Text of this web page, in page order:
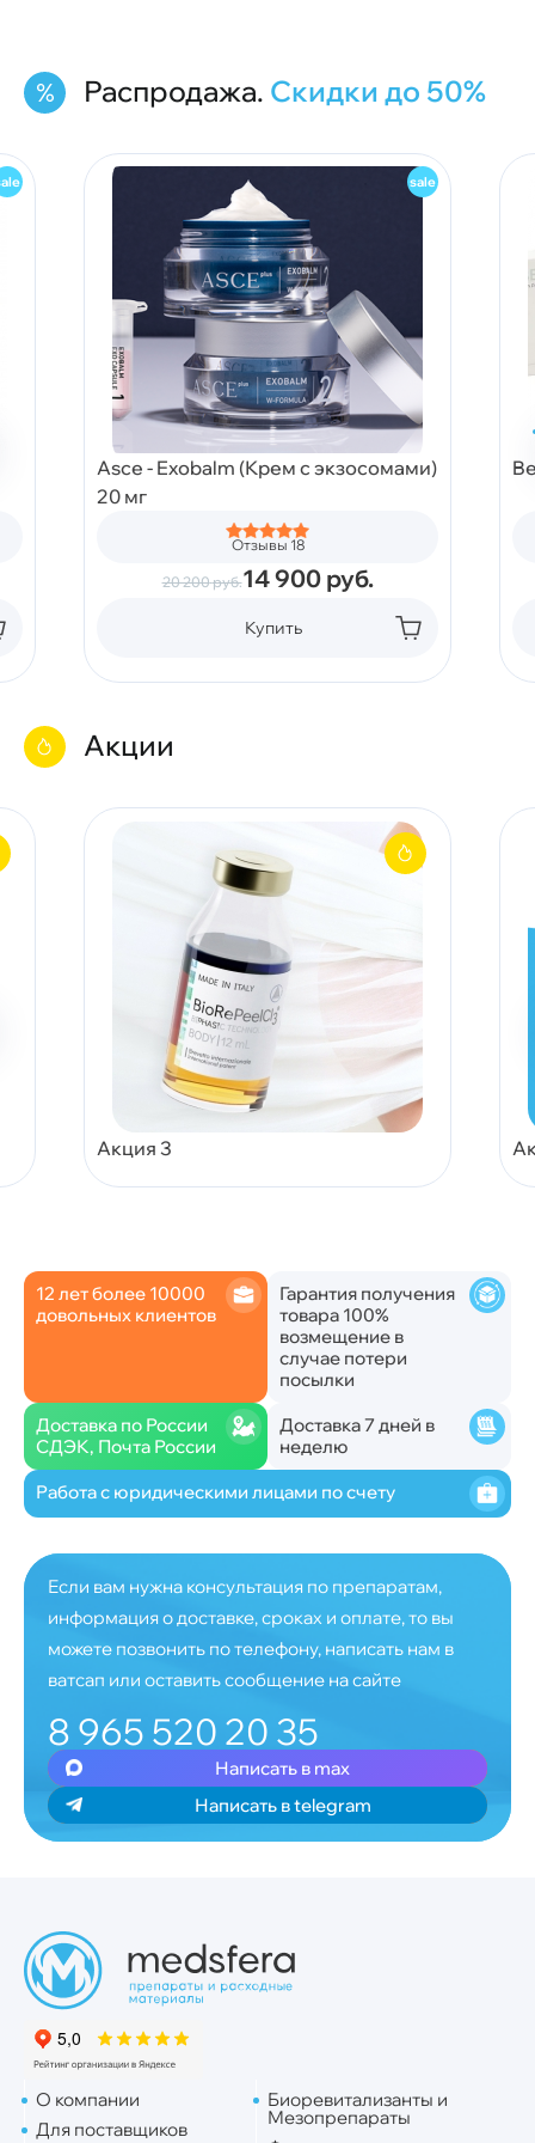
Распродажа. Скидки до 50%
Asce - Exobalm (Крем с экзосомами)
20 мг
Отзывы 18
20 200руб.14 900 руб.
Купить
Акции
Акция 3
12 лет более 10000
довольных клиентов
Гарантия получения
товара 100%
возмещение в
случае потери
посылки
Доставка по России
СДЭК, Почта России
Доставка 7 дней в
неделю
Работа с юридическими лицами по счету
Если вам нужна консультация по препаратам,
информация о доставке, сроках и оплате, то вы
можете позвонить по телефону, написать нам в
ватсап или оставить сообщение на сайте
8 965 520 20 35
Написать в max
Написать в telegram
О компании
Для поставщиков
Биоревитализанты и
Мезопрепараты